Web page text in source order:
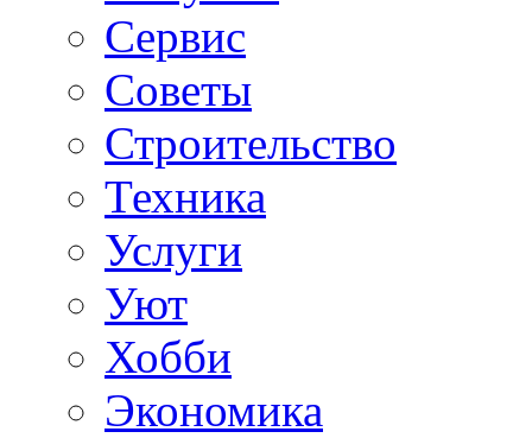
Сервис
Советы
Строительство
Техника
Услуги
Уют
Хобби
Экономика